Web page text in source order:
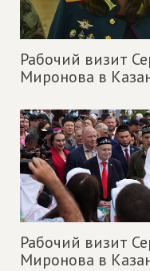
Рабочий визит
Миронова в
Рабочий визит
Миронова в